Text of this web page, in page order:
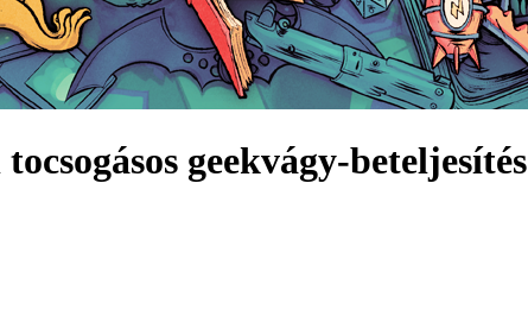
geekvágy-beteljesítés